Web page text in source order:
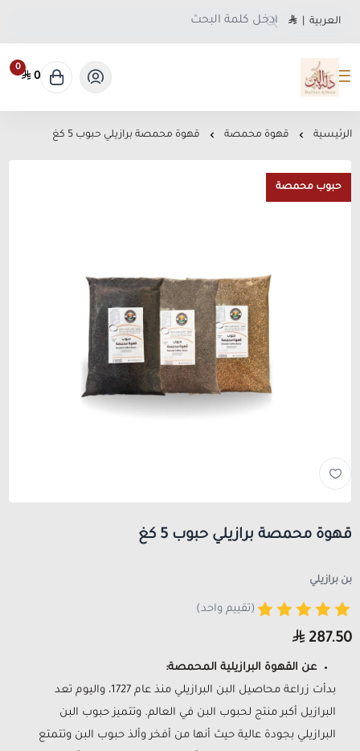
العربية
متجر دلة البن
0
0
الرئيسية قهوة محمصة قهوة محمصة برازيلي حبوب 5 كغ
حبوب محمصة
قهوة محمصة برازيلي حبوب 5 كغ
بن برازيلي
(تقييم واحد)
287.50
عن القهوة البرازيلية المحمصة:
بدأت زراعة محاصيل البن البرازيلي منذ عام 1727، واليوم تعد
البرازيل أكبر منتج لحبوب البن في العالم. وتتميز حبوب البن
البرازيلي بجودة عالية حيث أنها من أفخر وألذ حبوب البن وتتمتع